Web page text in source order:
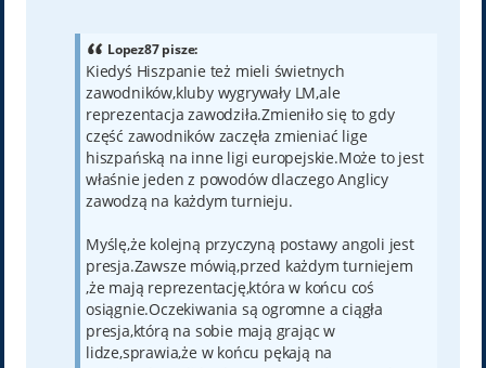
Lopez87 pisze:
Kiedyś Hiszpanie też mieli świetnych
zawodników,kluby wygrywały LM,ale
reprezentacja zawodziła.Zmieniło się to gdy
część zawodników zaczęła zmieniać lige
hiszpańską na inne ligi europejskie.Może to jest
właśnie jeden z powodów dlaczego Anglicy
zawodzą na każdym turnieju.
Myślę,że kolejną przyczyną postawy angoli jest
presja.Zawsze mówią,przed każdym turniejem
,że mają reprezentację,która w końcu coś
osiągnie.Oczekiwania są ogromne a ciągła
presja,którą na sobie mają grając w
lidze,sprawia,że w końcu pękają na